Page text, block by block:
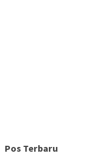
Pos Terbaru